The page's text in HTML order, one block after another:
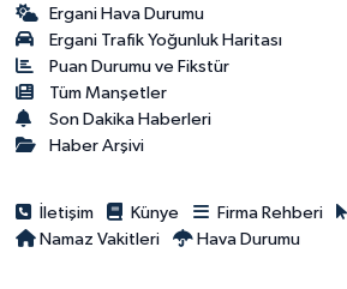
Ergani Hava Durumu
Ergani Trafik Yoğunluk Haritası
Puan Durumu ve Fikstür
Tüm Manşetler
Son Dakika Haberleri
Haber Arşivi
İletişim Künye Firma Rehberi
Namaz Vakitleri
Hava Durumu